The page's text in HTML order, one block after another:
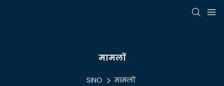
मामलों
SINO
मामलों